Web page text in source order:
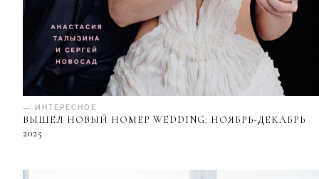
— ИНТЕРЕСНОЕ
ВЫШЕЛ НОВЫЙ НОМЕР WEDDING: НОЯБРЬ-ДЕКАБРЬ
2025